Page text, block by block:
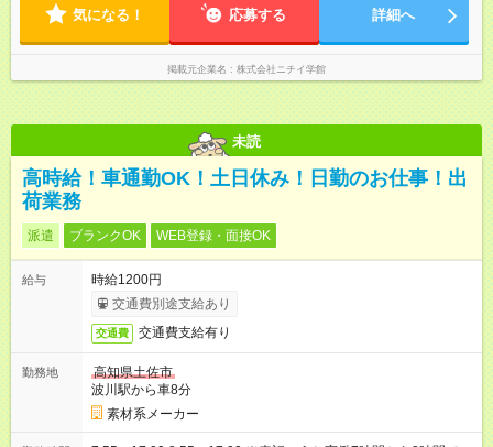
気になる！ 応募する 詳細へ
掲載元企業名 株式会社ニチイ学館
未読
高時給！車通勤OK！土日休み！日勤のお仕事！出
荷業務
派遣 ブランクOK WEB登録・面接OK
給与
時給1200円
交通費別途支給あり
交通費 交通費支給有り
勤務地
高知県土佐市
波川駅から車8分
素材系メーカー